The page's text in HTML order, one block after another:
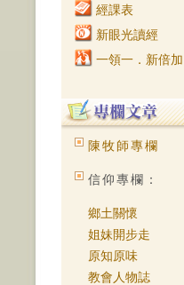
經課表
新眼光讀經
一領一．新倍加
陳牧師專欄
信仰專欄：
鄉土關懷
姐妹開步走
原知原味
教會人物誌